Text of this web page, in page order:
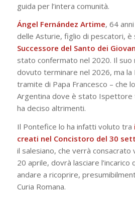
guida per l’intera comunità.
Ángel Fernández Artime, 64
delle Asturie, figlio di pescatori,
Successore del Santo dei
stato confermato nel 2020. Il suo
dovuto terminare nel 2026, ma la
tramite di Papa Francesco – che
Argentina dove è stato Ispettore
ha deciso altrimenti.
Il Pontefice lo ha infatti voluto tra
creati nel Concistoro del 30
il salesiano, che verrà consacrato
20 aprile, dovrà lasciare l’incarico
andare a ricoprire,
Curia Romana.